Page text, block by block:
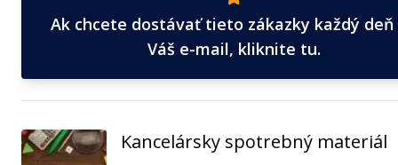
Ak chcete dostávať tieto zákazky každý deň
Váš e-mail, kliknite tu.
Kancelársky spotrebný materiál